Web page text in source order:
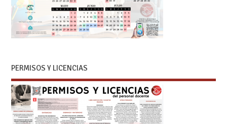
PERMISOS Y LICENCIAS